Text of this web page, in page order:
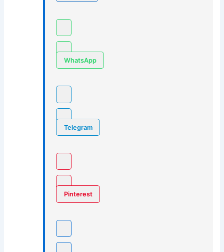
WhatsApp
Telegram
Pinterest